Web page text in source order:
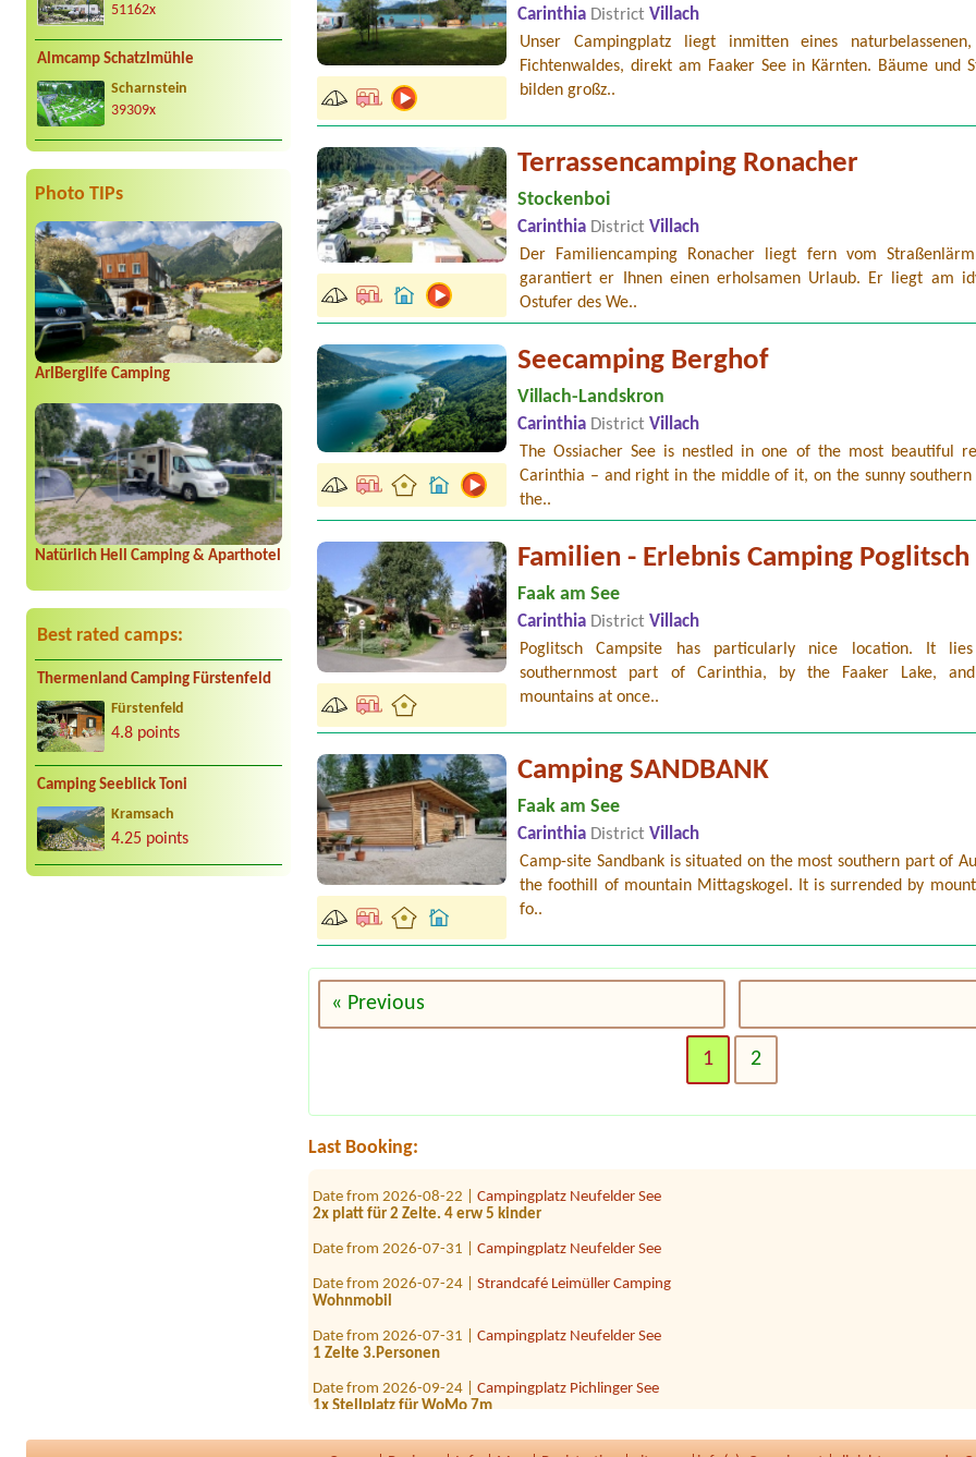
51162x
Almcamp Schatzlmühle
Scharnstein
39309x
Photo TIPs
ArlBerglife Camping
Natürlich Hell Camping & Aparthotel
Best rated camps:
Thermenland Camping Fürstenfeld
Fürstenfeld
4.8 points
Camping Seeblick Toni
Kramsach
4.25 points
Carinthia District Villach
Unser Campingplatz liegt inmitten eines
Fichtenwaldes, direkt am Faaker See in Kärnten. Bäume und
bilden großz..
Terrassencamping Ronacher
Stockenboi
Carinthia District Villach
Der Familiencamping Ronacher liegt fern vom
garantiert er Ihnen einen erholsamen Urlaub. Er liegt am
Ostufer des We..
Seecamping Berghof
Villach-Landskron
Carinthia District Villach
The Ossiacher See is nestled in one of the most beautiful
Carinthia – and right in the middle of it, on the sunny southern
the..
Familien - Erlebnis Camping Poglitsch
Faak am See
Carinthia District Villach
Poglitsch Campsite has particularly nice location. It
southernmost part of Carinthia, by the Faaker Lake,
mountains at once..
Camping SANDBANK
Faak am See
Carinthia District Villach
Camp-site Sandbank is situated on the most southern part of
the foothill of mountain Mittagskogel. It is surrended by
fo..
« Previous
1 2
Last Booking:
Date from 2026-08-07 |Campingplatz am Halbach
1x Stellplatz Wohnmobil 6 m 2 Pers. El. 230V
2x platt für 2 Zelte. 4 erw 5 kinder
Wohnmobil
1 Zelte 3.Personen
1x Stellplatz für WoMo 7m
Bungalow 4 Personen